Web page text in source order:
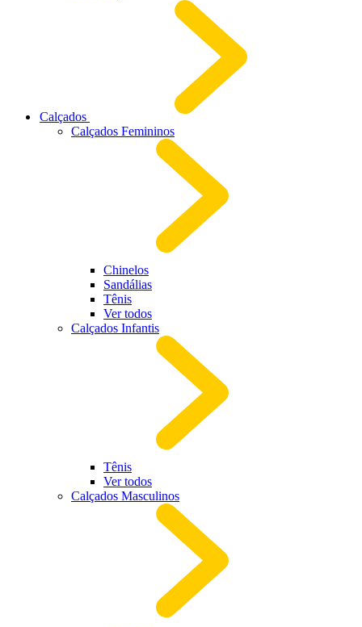
Calçados
Calçados Femininos
Chinelos
Sandálias
Tênis
Ver todos
Calçados Infantis
Tênis
Ver todos
Calçados Masculinos